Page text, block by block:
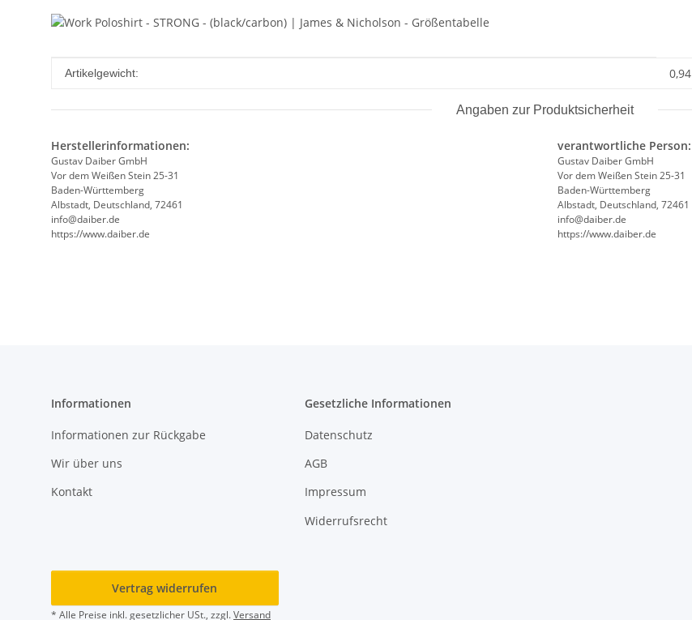
Produkteigenschaft
Wert
Artikelgewicht: 0,94
Angaben zur Produktsicherheit
Herstellerinformationen:
Gustav Daiber GmbH
Vor dem Weißen Stein 25-31
Baden-Württemberg
Albstadt, Deutschland, 72461
info@daiber.de
https://www.daiber.de
verantwortliche Person:
Gustav Daiber GmbH
Vor dem Weißen Stein 25-31
Baden-Württemberg
Albstadt, Deutschland, 72461
info@daiber.de
https://www.daiber.de
Informationen
Informationen zur Rückgabe
Wir über uns
Kontakt
Gesetzliche Informationen
Datenschutz
AGB
Impressum
Widerrufsrecht
Vertrag widerrufen
* Alle Preise inkl. gesetzlicher USt., zzgl.Versand